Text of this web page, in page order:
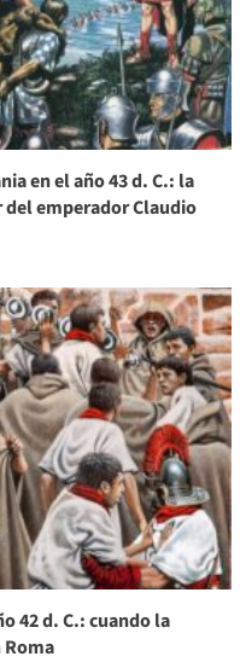
en el año 43 d. C.: la
emperador Claudio
42 d. C.: cuando la